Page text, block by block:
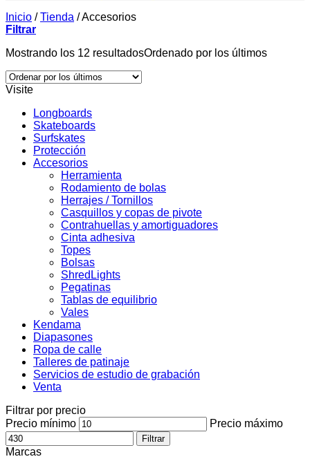
Inicio / Tienda /Accesorios
Filtrar
Mostrando los 12 resultadosOrdenado por los últimos
Visite
Longboards
Skateboards
Surfskates
Protección
Accesorios
Herramienta
Rodamiento de bolas
Herrajes / Tornillos
Casquillos y copas de pivote
Contrahuellas y amortiguadores
Cinta adhesiva
Topes
Bolsas
ShredLights
Pegatinas
Tablas de equilibrio
Vales
Kendama
Diapasones
Ropa de calle
Talleres de patinaje
Servicios de estudio de grabación
Venta
Filtrar por precio
Precio mínimo
Precio máximo
Filtrar
Marcas